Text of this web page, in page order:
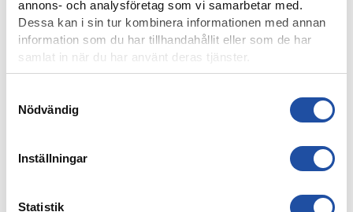
annons- och analysföretag som vi samarbetar med.
Dessa kan i sin tur kombinera informationen med annan
information som du har tillhandahållit eller som de har
samlat in när du har använt deras tjänster.
Nödvändig
Inställningar
Statistik
7 AUGUSTI, 2026